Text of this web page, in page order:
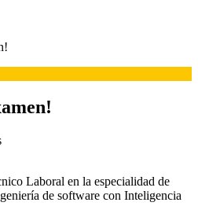
Laboral en la especialidad de
de software con Inteligencia